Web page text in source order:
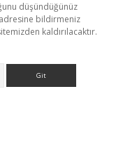
düşündüğünüz
adresine bildirmeniz
kaldırılacaktır.